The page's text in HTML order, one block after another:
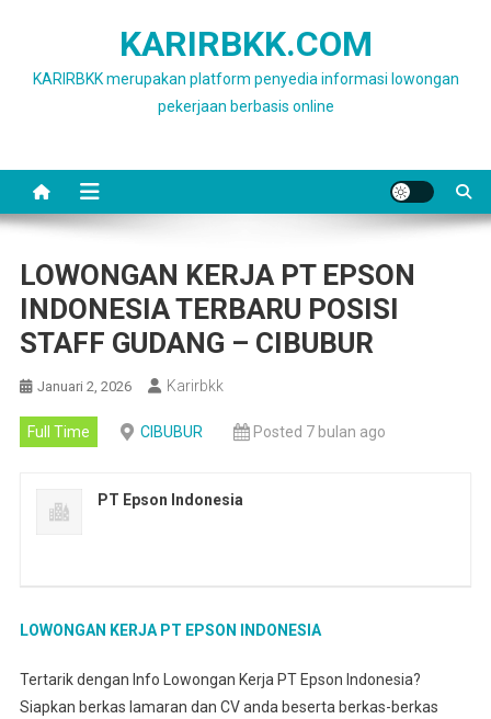
KARIRBKK.COM
KARIRBKK merupakan platform penyedia informasi lowongan
pekerjaan berbasis online
LOWONGAN KERJA PT EPSON
INDONESIA TERBARU POSISI
STAFF GUDANG – CIBUBUR
Januari 2, 2026 Karirbkk
Full Time CIBUBUR Posted 7 bulan ago
PT Epson Indonesia
LOWONGAN KERJA PT EPSON INDONESIA
Tertarik dengan Info Lowongan Kerja PT Epson Indonesia?
Siapkan berkas lamaran dan CV anda beserta berkas-berkas